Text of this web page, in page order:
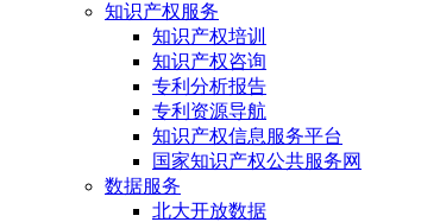
知识产权服务
知识产权培训
知识产权咨询
专利分析报告
专利资源导航
知识产权信息服务平台
国家知识产权公共服务网
数据服务
北大开放数据